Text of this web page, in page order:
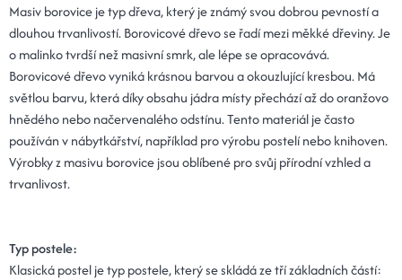
Masiv borovice je typ dřeva, který je známý svou dobrou pevností a
dlouhou trvanlivostí. Borovicové dřevo se řadí mezi měkké dřeviny. Je
o malinko tvrdší než masivní smrk, ale lépe se opracovává.
Borovicové dřevo vyniká krásnou barvou a okouzlující kresbou. Má
světlou barvu, která díky obsahu jádra místy přechází až do oranžovo
hnědého nebo načervenalého odstínu. Tento materiál je často
používán v nábytkářství, například pro výrobu postelí nebo knihoven.
Výrobky z masivu borovice jsou oblíbené pro svůj přírodní vzhled a
trvanlivost.
Typ postele:
Klasická postel je typ postele, který se skládá ze tří základních částí: